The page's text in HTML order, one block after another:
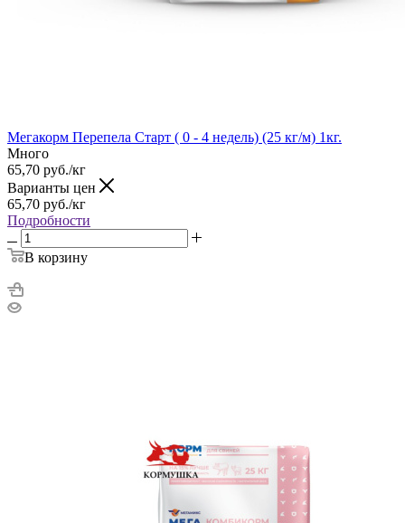
Мегакорм Перепела Старт ( 0 - 4 недель) (25 кг/м) 1кг.
Много
65,70 руб./кг
Варианты цен
65,70 руб./кг
Подробности
В корзину